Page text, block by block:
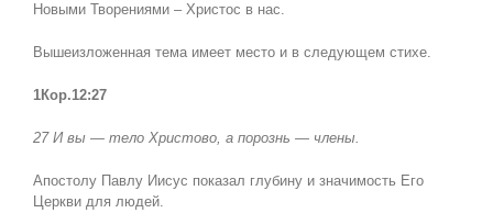
Новыми Творениями – Христос в нас.
Вышеизложенная тема имеет место и в следующем стихе.
1Кор.12:27
27 И вы — тело Христово, а порознь — члены.
Апостолу Павлу Иисус показал глубину и значимость Его
Церкви для людей.